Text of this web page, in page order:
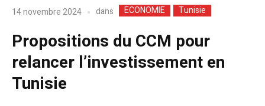
14 novembre 2024 dans ECONOMIE Tunisie
Propositions du CCM pour
relancer l’investissement en
Tunisie